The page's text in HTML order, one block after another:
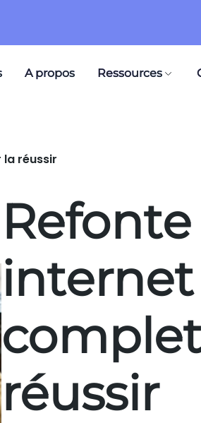
A propos Ressources
réussir
réussir